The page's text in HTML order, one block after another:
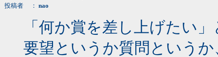
投稿者
： nao
「何か賞を差し上げたい
要望というか質問という